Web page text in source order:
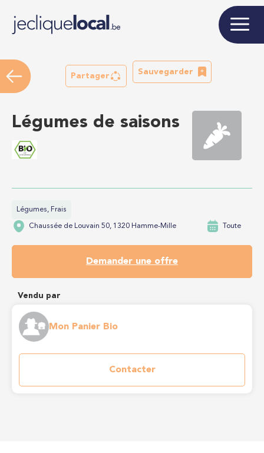
Partager
Sauvegarder
Légumes de saisons
Légumes, Frais
Chaussée de Louvain 50, 1320 Hamme-Mille Toute
Demander une offre
Vendu par
Mon Panier Bio
Contacter